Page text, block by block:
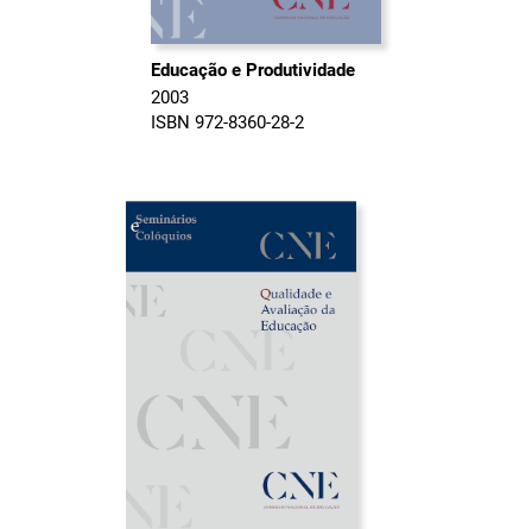
Educação e Produtividade
2003
ISBN 972-8360-28-2